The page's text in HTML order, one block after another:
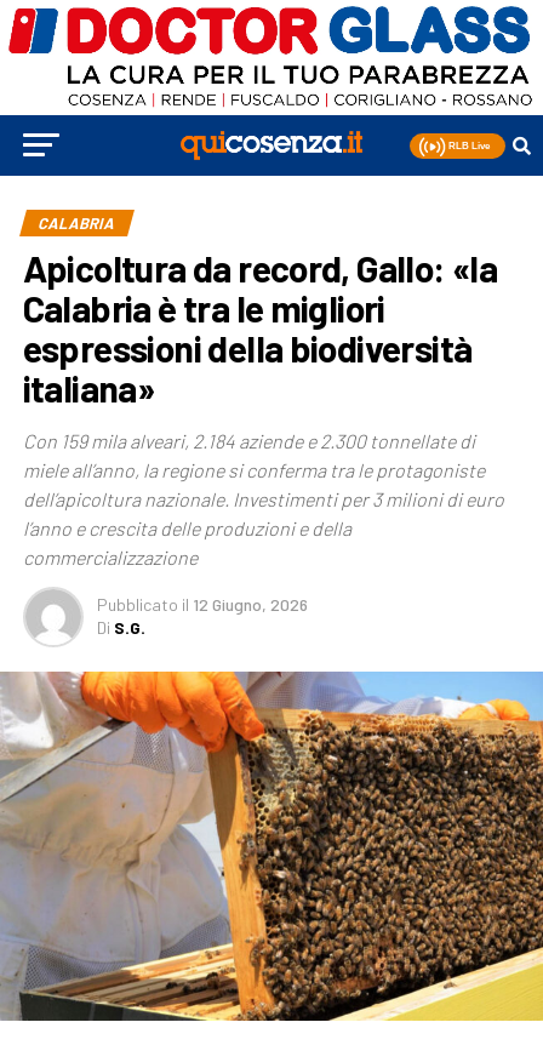
CALABRIA
Apicoltura da record, Gallo: «la
Calabria è tra le migliori
espressioni della biodiversità
italiana»
Con 159 mila alveari, 2.184 aziende e 2.300 tonnellate di
miele all’anno, la regione si conferma tra le protagoniste
dell’apicoltura nazionale. Investimenti per 3 milioni di euro
l’anno e crescita delle produzioni e della
commercializzazione
Pubblicato il 12 Giugno, 2026
Di S.G.